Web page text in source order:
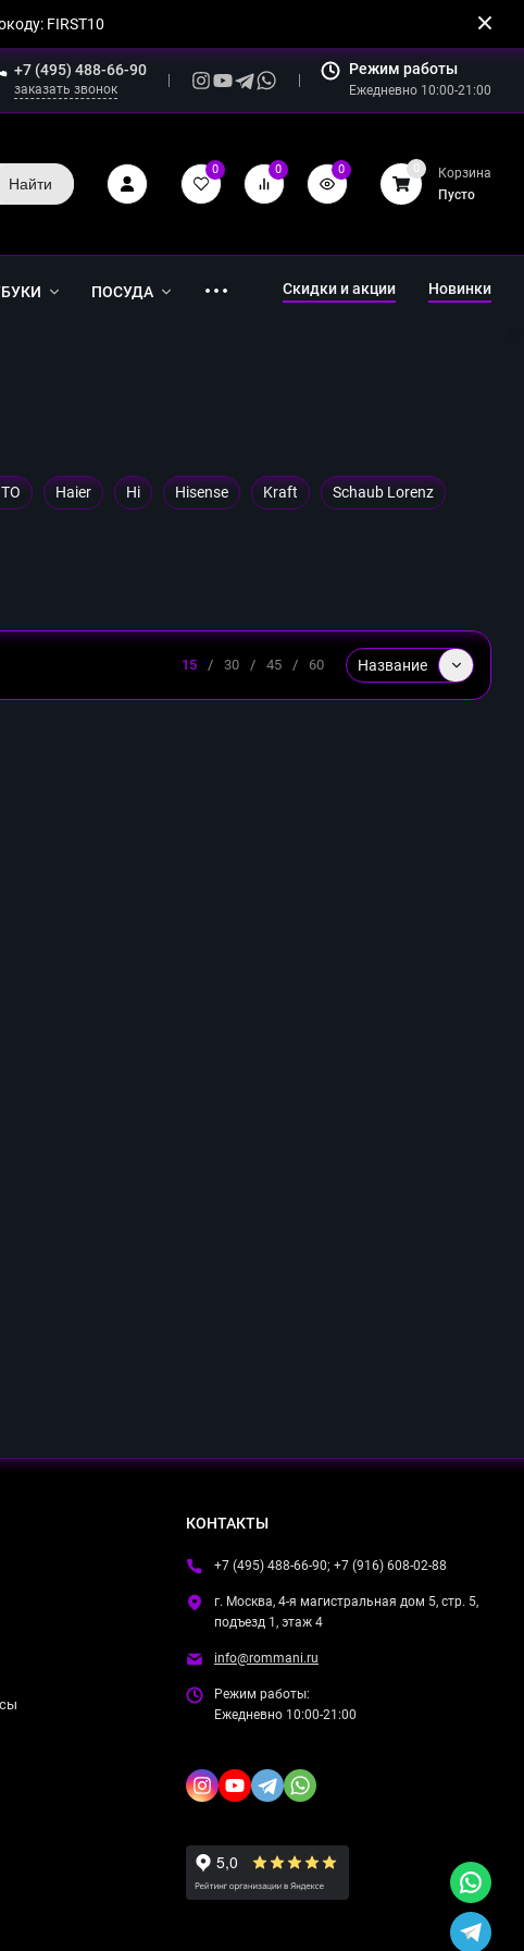
FIRST10
+7 (495) 488-66-90
заказать звонок
Режим работы
Ежедневно 10:00-21:00
Найти
0 0 0 0
Корзина
Пусто
ПОСУДА Скидки и акции Новинки
Haier Hi Hisense Kraft Schaub Lorenz
15 / 30 / 45 / 60 Название
КОНТАКТЫ
+7 (495) 488-66-90; +7 (916) 608-02-88
г. Москва, 4-я магистральная дом 5, стр. 5,
подъезд 1, этаж 4
info@rommani.ru
Режим работы:
Ежедневно 10:00-21:00